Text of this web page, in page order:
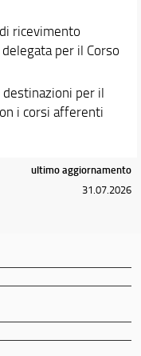
ricevimento
per il Corso
per il
i corsi afferenti
ultimo aggiornamento
31.07.2026